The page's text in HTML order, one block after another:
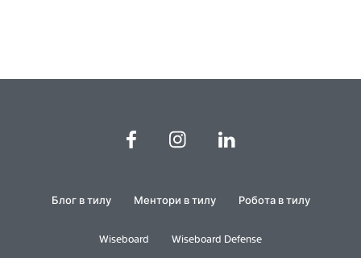
Блог в тилу Ментори в тилу Робота в тилу
Wiseboard Wiseboard Defense